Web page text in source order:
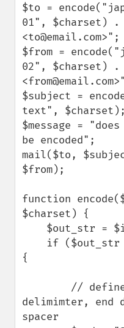
$to =
01", $charset) .
<to@email.com>";
$from =
02", $charset) .
$subject =
text", $charset);
$message =
be encoded";
mail($to,
$from);
function
$charset) {
{
delimimter, end
spacer